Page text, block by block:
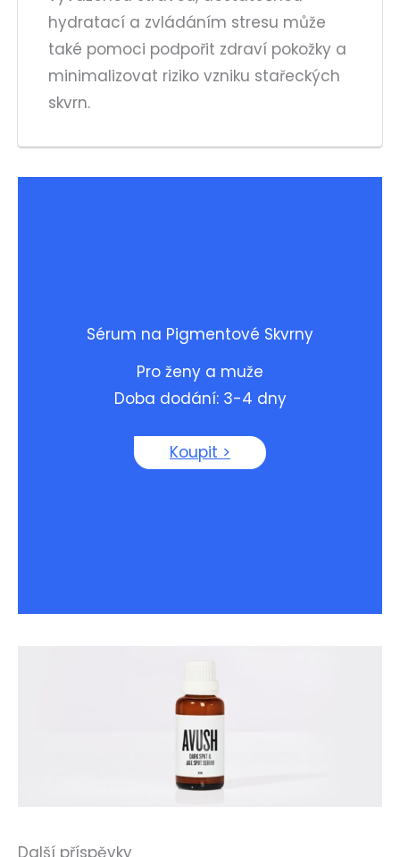
hydratací a zvládáním stresu může
také pomoci podpořit zdraví pokožky a
minimalizovat riziko vzniku stařeckých
skvrn.
Sérum na Pigmentové Skvrny
Pro ženy a muže
Doba dodání: 3-4 dny
Koupit >
Další příspěvky